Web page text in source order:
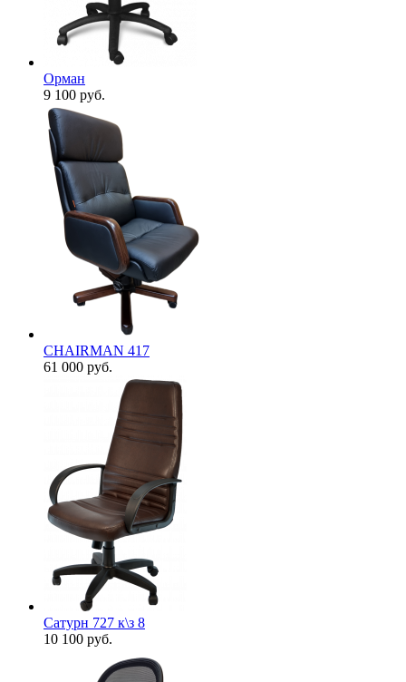
Орман
9 100 руб.
CHAIRMAN 417
61 000 руб.
Сатурн 727 к\з 8
10 100 руб.